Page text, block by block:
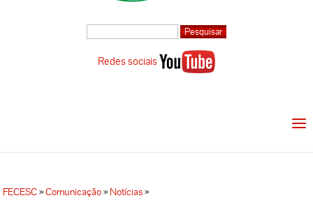
Redes sociais
FECESC»Comunicação»Notícias»